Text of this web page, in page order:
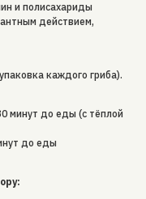
и полисахариды
действием,
каждого гриба).
минут до еды (с тёплой
до еды